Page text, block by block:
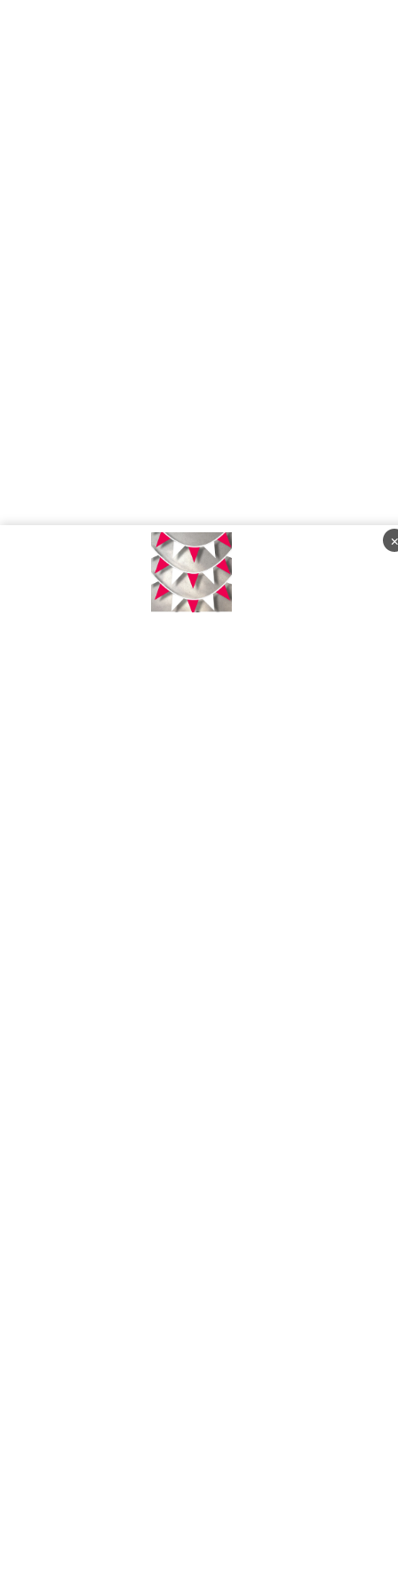
Sabtu, 08 Agustus 2026 - 13:24:13 WIB